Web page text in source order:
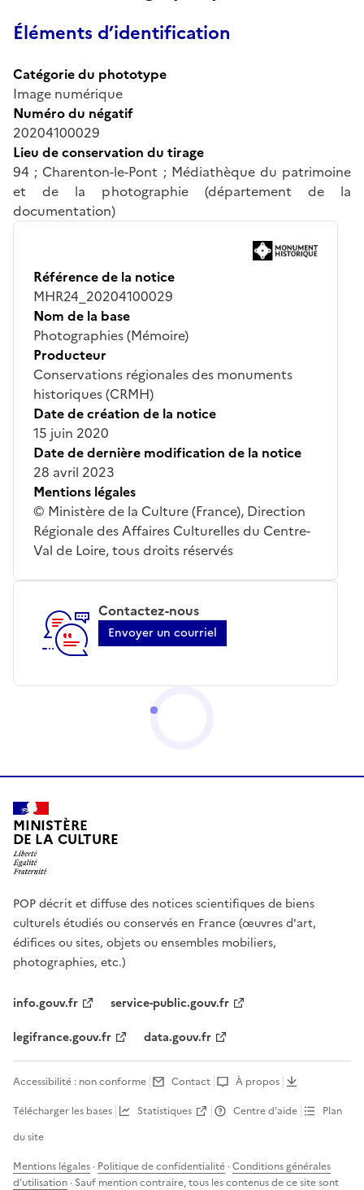
Éléments d’identification
Catégorie du phototype
Image numérique
Numéro du négatif
20204100029
Lieu de conservation du tirage
94 ; Charenton-le-Pont ; Médiathèque du patrimoine
et de la photographie (département de la
documentation)
Référence de la notice
MHR24_20204100029
Nom de la base
Photographies (Mémoire)
Producteur
Conservations régionales des monuments
historiques (CRMH)
Date de création de la notice
15 juin 2020
Date de dernière modification de la notice
28 avril 2023
Mentions légales
© Ministère de la Culture (France), Direction
Régionale des Affaires Culturelles du Centre-
Val de Loire, tous droits réservés
Contactez-nous
Envoyer un courriel
MINISTÈRE
DE LA CULTURE
POP décrit et diffuse des notices scientifiques de biens
culturels étudiés ou conservés en France (œuvres d'art,
édifices ou sites, objets ou ensembles mobiliers,
photographies, etc.)
info.gouv.fr
service-public.gouv.fr
legifrance.gouv.fr
data.gouv.fr
Accessibilité : non conforme Contact
À propos
Télécharger les bases
Statistiques Centre d’aide
Plan
du site
Mentions légales · Politique de confidentialité ·Conditions générales
d'utilisation · Sauf mention contraire, tous les contenus de ce site sont